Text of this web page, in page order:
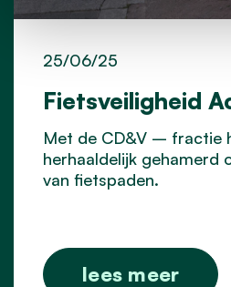
Fietsveiligheid
25/06/25
Met de CD&V – fractie
herhaaldelijk gehamerd
van fietspaden.
lees meer